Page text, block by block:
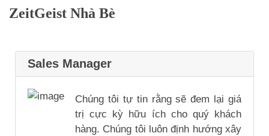
ZeitGeist Nhà Bè
Sales Manager
Chúng tôi tự tin rằng sẽ đem lại giá
trị cực kỳ hữu ích cho quý khách
hàng. Chúng tôi luôn định hướng xây